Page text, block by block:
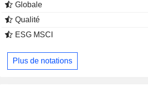
Globale
Qualité
ESG MSCI
Plus de notations